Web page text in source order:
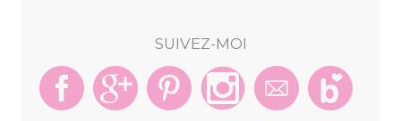
SUIVEZ-MOI